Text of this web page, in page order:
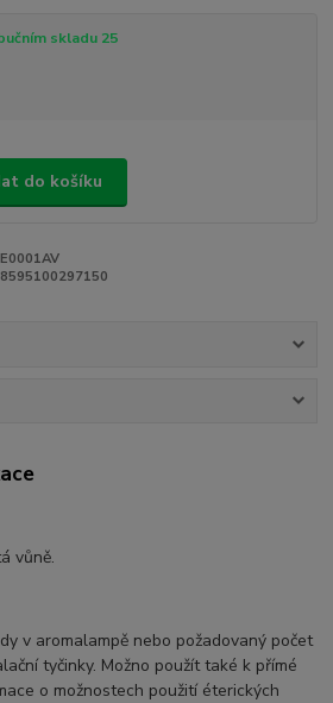
skladu 25
do košíku
E0001AV
8595100297150
vůně.
v aromalampě nebo požadovaný počet
tyčinky. Možno použít také k přímé
o možnostech použití éterických